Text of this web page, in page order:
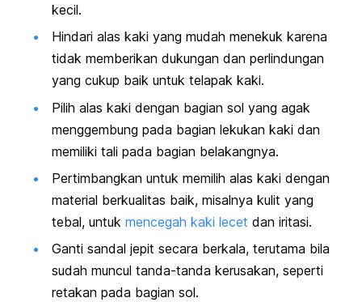
kecil.
Hindari alas kaki yang mudah menekuk karena
tidak memberikan dukungan dan perlindungan
yang cukup baik untuk telapak kaki.
Pilih alas kaki dengan bagian sol yang agak
menggembung pada bagian lekukan kaki dan
memiliki tali pada bagian belakangnya.
Pertimbangkan untuk memilih alas kaki dengan
material berkualitas baik, misalnya kulit yang
tebal, untuk mencegah kaki lecet dan iritasi.
Ganti sandal jepit secara berkala, terutama bila
sudah muncul tanda-tanda kerusakan, seperti
retakan pada bagian sol.